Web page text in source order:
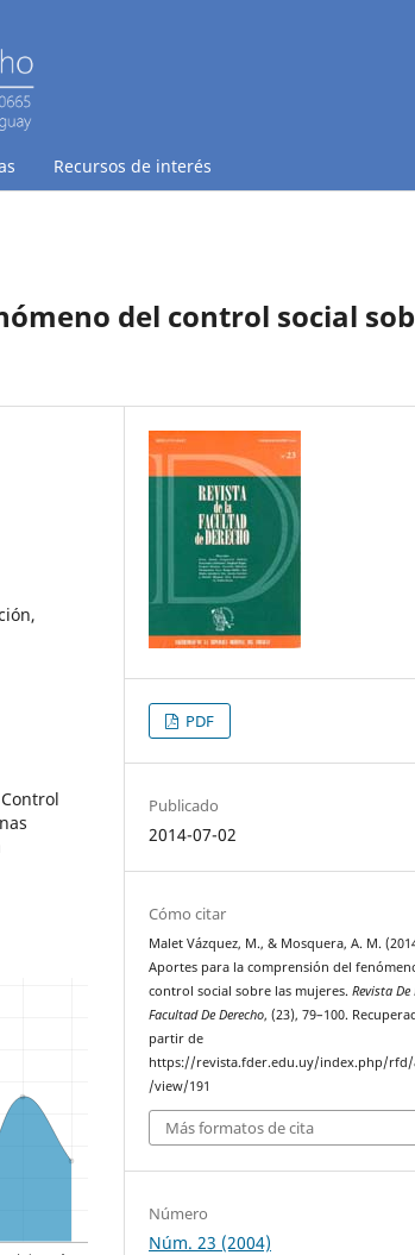
Recursos de interés
del control social
PDF
Publicado
2014-07-02
Cómo citar
Malet Vázquez, M., & Mosquera, A. M.
Aportes para la comprensión del
control social sobre las mujeres.Revista De
Facultad De Derecho, (23), 79–100.
partir de
https://revista.fder.edu.uy/index.php/
/view/191
Más formatos de cita
Número
Núm. 23 (2004)